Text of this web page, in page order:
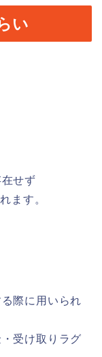
い
せず
ます。
際に用いられ
受け取りラグ